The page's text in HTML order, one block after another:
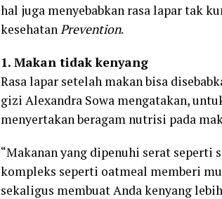
hal juga menyebabkan rasa lapar tak
kesehatanPrevention.
1. Makan tidak kenyang
Rasa lapar setelah makan bisa
gizi Alexandra Sowa mengatakan,
menyertakan beragam nutrisi pada
“Makanan yang dipenuhi serat seperti
kompleks seperti oatmeal memberi
sekaligus membuat Anda kenyang